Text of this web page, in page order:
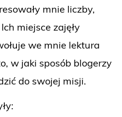
mnie liczby,
miejsce zajęły
we mnie lektura
w jaki sposób blogerzy
do swojej misji.